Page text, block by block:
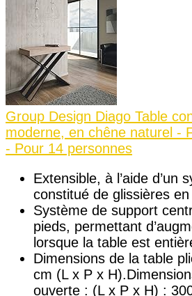
Group Design Diago Table
moderne, en chêne naturel -
- Pour 14 personnes
Extensible, à l’aide d’un
constitué de glissières
Système de support
pieds, permettant
lorsque la table est
Dimensions de la table
cm (L x P x
ouverte : (L x P x H) :